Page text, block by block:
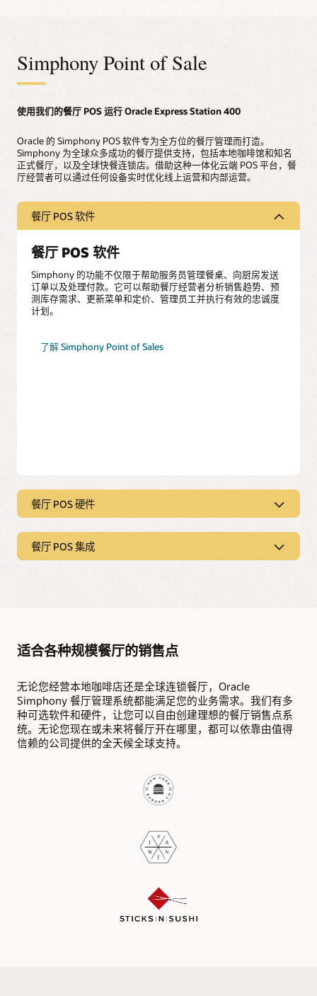
Simphony Point of Sale
使用我们的餐厅 POS 运行 Oracle Express Station 400
Oracle 的 Simphony POS 软件专为全方位的餐厅管理而打造。
Simphony 为全球众多成功的餐厅提供支持，包括本地咖啡馆和知名
正式餐厅，以及全球快餐连锁店。借助这种一体化云端 POS 平台，餐
厅经营者可以通过任何设备实时优化线上运营和内部运营。
餐厅 POS 软件
餐厅 POS 软件
Simphony 的功能不仅限于帮助服务员管理餐桌、向厨房发送
订单以及处理付款。它可以帮助餐厅经营者分析销售趋势、预
测库存需求、更新菜单和定价、管理员工并执行有效的忠诚度
计划。
了解 Simphony Point of Sales
餐厅 POS 硬件
Oracle 现提供超值优惠活动，包括 1 美元购得一台工作站、1 美
元购得一台平板电脑，以及自助服务终端产品，可提供餐厅需
餐厅 POS 集成
MICROS Simphony 集成合作伙伴。轻松定制能够满足餐厅需
求的 POS 系统。
了解我们的餐厅 POS 集成
适合各种规模餐厅的销售点
无论您经营本地咖啡店还是全球连锁餐厅，Oracle
Simphony 餐厅管理系统都能满足您的业务需求。我们有多
种可选软件和硬件，让您可以自由创建理想的餐厅销售点系
统。无论您现在或未来将餐厅开在哪里，都可以依靠由值得
信赖的公司提供的全天候全球支持。